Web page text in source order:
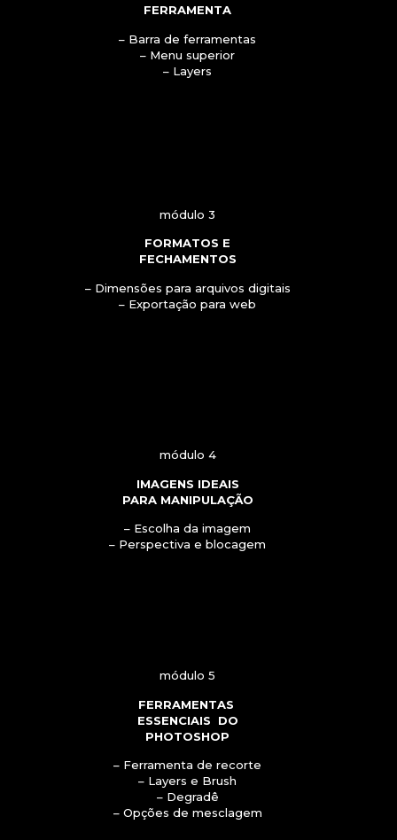
FERRAMENTA
– Barra de ferramentas
– Menu superior
– Layers
módulo 3
FORMATOS E
FECHAMENTOS
– Dimensões para arquivos digitais
– Exportação para web
módulo 4
IMAGENS IDEAIS
PARA MANIPULAÇÃO
– Escolha da imagem
– Perspectiva e blocagem
módulo 5
FERRAMENTAS
ESSENCIAIS DO
PHOTOSHOP
– Ferramenta de recorte
– Layers e Brush
– Degradê
– Opções de mesclagem